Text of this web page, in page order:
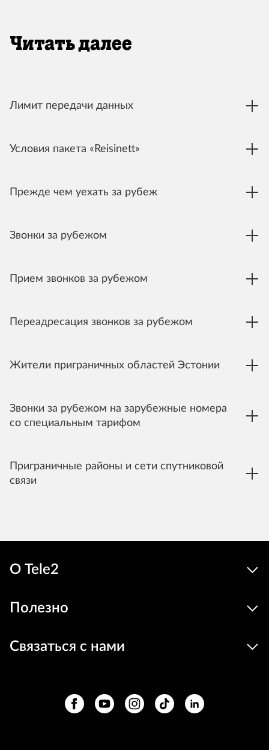
Читать далее
Лимит передачи данных
Условия пакета «Reisinett»
Прежде чем уехать за рубеж
Звонки за рубежом
Прием звонков за рубежом
Переадресация звонков за рубежом
Жители приграничных областей Эстонии
Звонки за рубежом на зарубежные номера
со специальным тарифом
Приграничные районы и сети спутниковой
связи
О Tele2
Полезно
Связаться с нами